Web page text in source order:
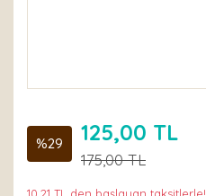
%29 125,00 TL
175,00 TL